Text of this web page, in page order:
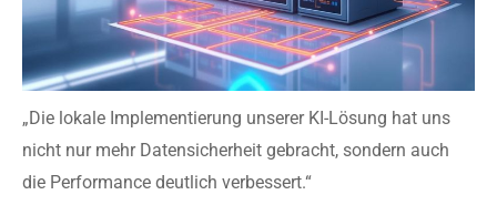
„Die lokale Implementierung unserer KI-Lösung hat uns
nicht nur mehr Datensicherheit gebracht, sondern auch
die Performance deutlich verbessert.“